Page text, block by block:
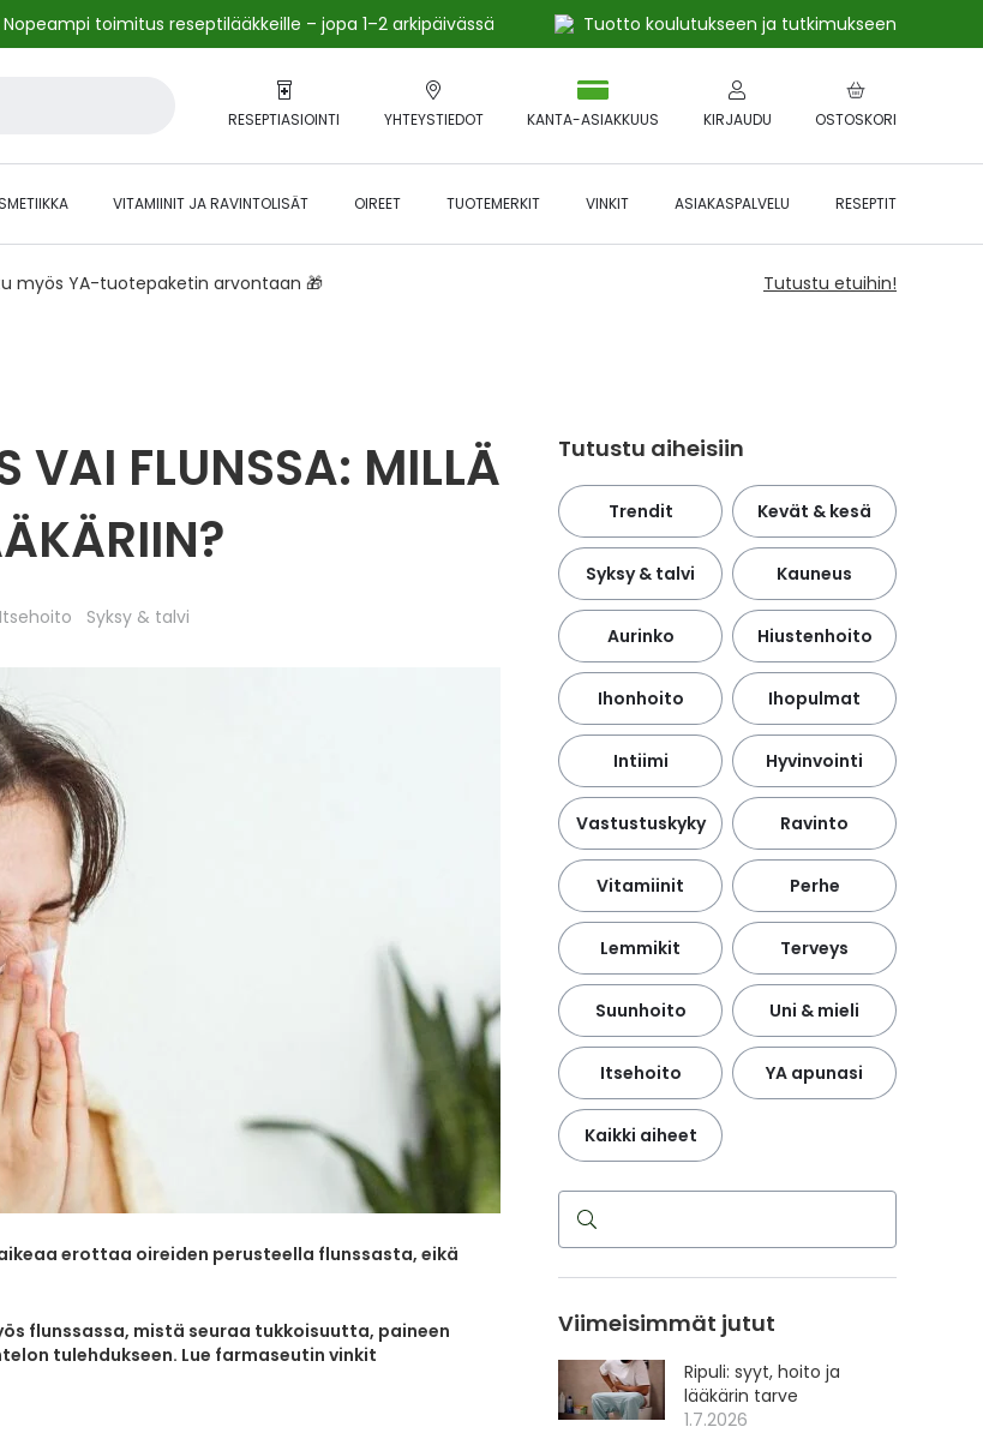
Nopeampi toimitus reseptilääkkeille – jopa 1–2 arkipäivässä
Tuotto koulutukseen ja tutkimukseen
RESEPTIASIOINTI YHTEYSTIEDOT OSTOSKORI
KANTA-ASIAKKUUS KIRJAUDU
VITAMIINIT JA RAVINTOLISÄT OIREET TUOTEMERKIT VINKIT ASIAKASPALVELU RESEPTIT
myös YA-tuotepaketin arvontaan 🎁 Tutustu etuihin!
Tutustu aiheisiin
Trendit Kevät & kesä
Syksy & talvi Kauneus
Aurinko Hiustenhoito
Ihonhoito Ihopulmat
Intiimi Hyvinvointi
Vastustuskyky Ravinto
Vitamiinit Perhe
Lemmikit Terveys
Suunhoito Uni & mieli
Itsehoito YA apunasi
Kaikki aiheet
Haku
Viimeisimmät jutut
Ripuli: syyt, hoito ja
lääkärin tarve
1.7.2026
VAI FLUNSSA: MILLÄ
Itsehoito Syksy & talvi
erottaa oireiden perusteella flunssasta, eikä
flunssassa, mistä seuraa tukkoisuutta, paineen
tulehdukseen. Lue farmaseutin vinkit